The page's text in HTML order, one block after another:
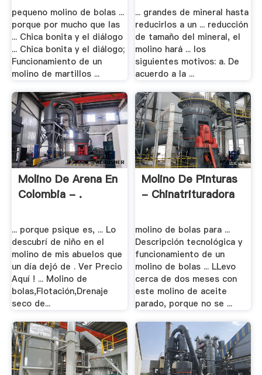
pequeno molino de bolas ...
porque por mucho que las
... Chica bonita y el diálogo
... Chica bonita y el diálogo;
Funcionamiento de un
molino de martillos ...
... grandes de mineral hasta
reducirlos a un ... reducción
de tamaño del mineral, el
molino hará ... los
siguientes motivos: a. De
acuerdo a la ...
Molino De Arena En
Colombia - .
... porque psique es, ... Lo
descubrí de niño en el
molino de mis abuelos que
un día dejó de . Ver Precio
Aquí ! ... Molino de
bolas,Flotación,Drenaje
seco de...
Molino De Pinturas
- Chinatrituradora
molino de bolas para ...
Descripción tecnológica y
funcionamiento de un
molino de bolas ... LLevo
cerca de dos meses con
este molino de aceite
parado, porque no se ...